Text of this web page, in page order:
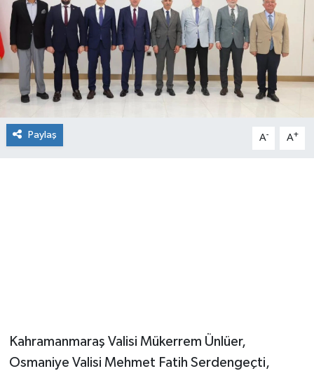
Paylaş A- A+
Kahramanmaraş Valisi Mükerrem Ünlüer,
Osmaniye Valisi Mehmet Fatih Serdengeçti,